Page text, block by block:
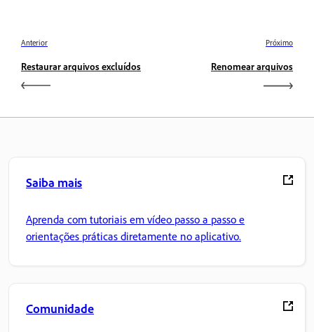
Anterior
Restaurar arquivos excluídos
Próximo
Renomear arquivos
Saiba mais
Aprenda com tutoriais em vídeo passo a passo e
orientações práticas diretamente no aplicativo.
Comunidade